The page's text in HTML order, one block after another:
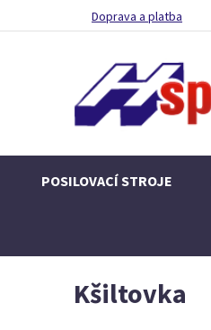
Doprava a platba
POSILOVACÍ STROJE
Kšiltovka